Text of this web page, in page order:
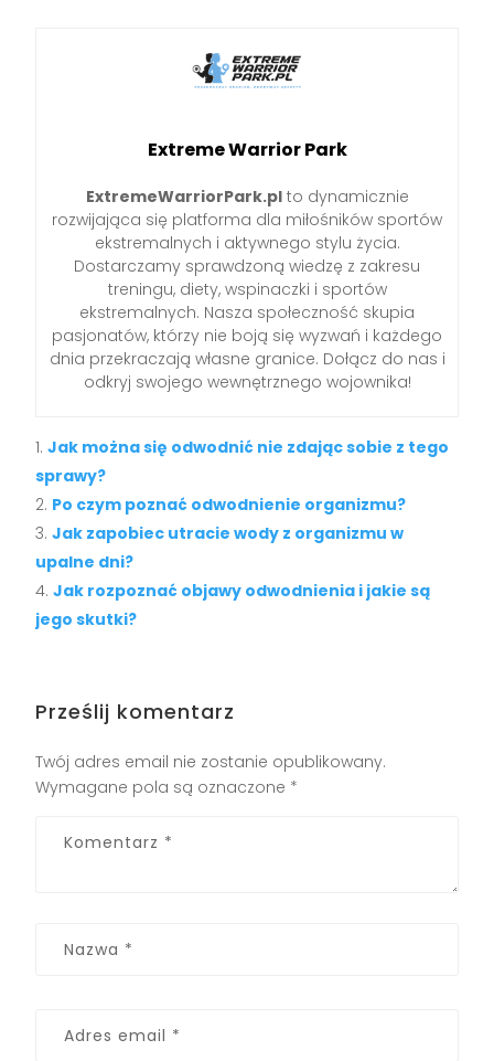
Extreme Warrior Park
ExtremeWarriorPark.plto dynamicznie
rozwijająca się platforma dla miłośników sportów
ekstremalnych i aktywnego stylu życia.
Dostarczamy sprawdzoną wiedzę z zakresu
treningu, diety, wspinaczki i sportów
ekstremalnych. Nasza społeczność skupia
pasjonatów, którzy nie boją się wyzwań i każdego
dnia przekraczają własne granice. Dołącz do nas i
odkryj swojego wewnętrznego wojownika!
Jak można się odwodnić nie zdając sobie z tego
sprawy?
Po czym poznać odwodnienie organizmu?
Jak zapobiec utracie wody z organizmu w
upalne dni?
Jak rozpoznać objawy odwodnienia i jakie są
jego skutki?
Prześlij komentarz
Twój adres email nie zostanie opublikowany.
Wymagane pola są oznaczone *